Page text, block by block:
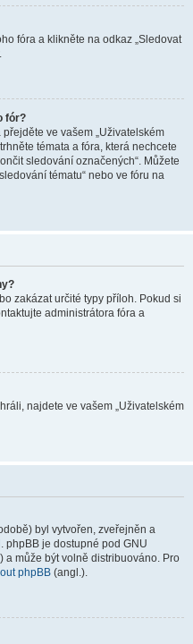
fóra a klikněte na odkaz „Sledovat
fór?
ve vašem „Uživatelském
témata a fóra, která nechcete
sledování označených“. Můžete
tématu“ nebo ve fóru na
zakázat určité typy příloh. Pokud si
administrátora fóra a
najdete ve vašem „Uživatelském
byl vytvořen, zveřejněn a
. phpBB je dostupné pod GNU
a může být volně distribuováno. Pro
phpBB (angl.).